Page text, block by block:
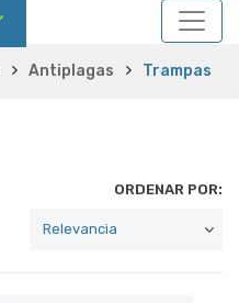
Antiplagas Trampas
ORDENAR POR: